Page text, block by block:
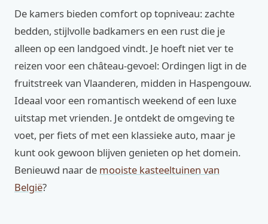
De kamers bieden comfort op topniveau: zachte
bedden, stijlvolle badkamers en een rust die je
alleen op een landgoed vindt. Je hoeft niet ver te
reizen voor een château-gevoel: Ordingen ligt in de
fruitstreek van Vlaanderen, midden in Haspengouw.
Ideaal voor een romantisch weekend of een luxe
uitstap met vrienden. Je ontdekt de omgeving te
voet, per fiets of met een klassieke auto, maar je
kunt ook gewoon blijven genieten op het domein.
Benieuwd naar de mooiste kasteeltuinen van
België?